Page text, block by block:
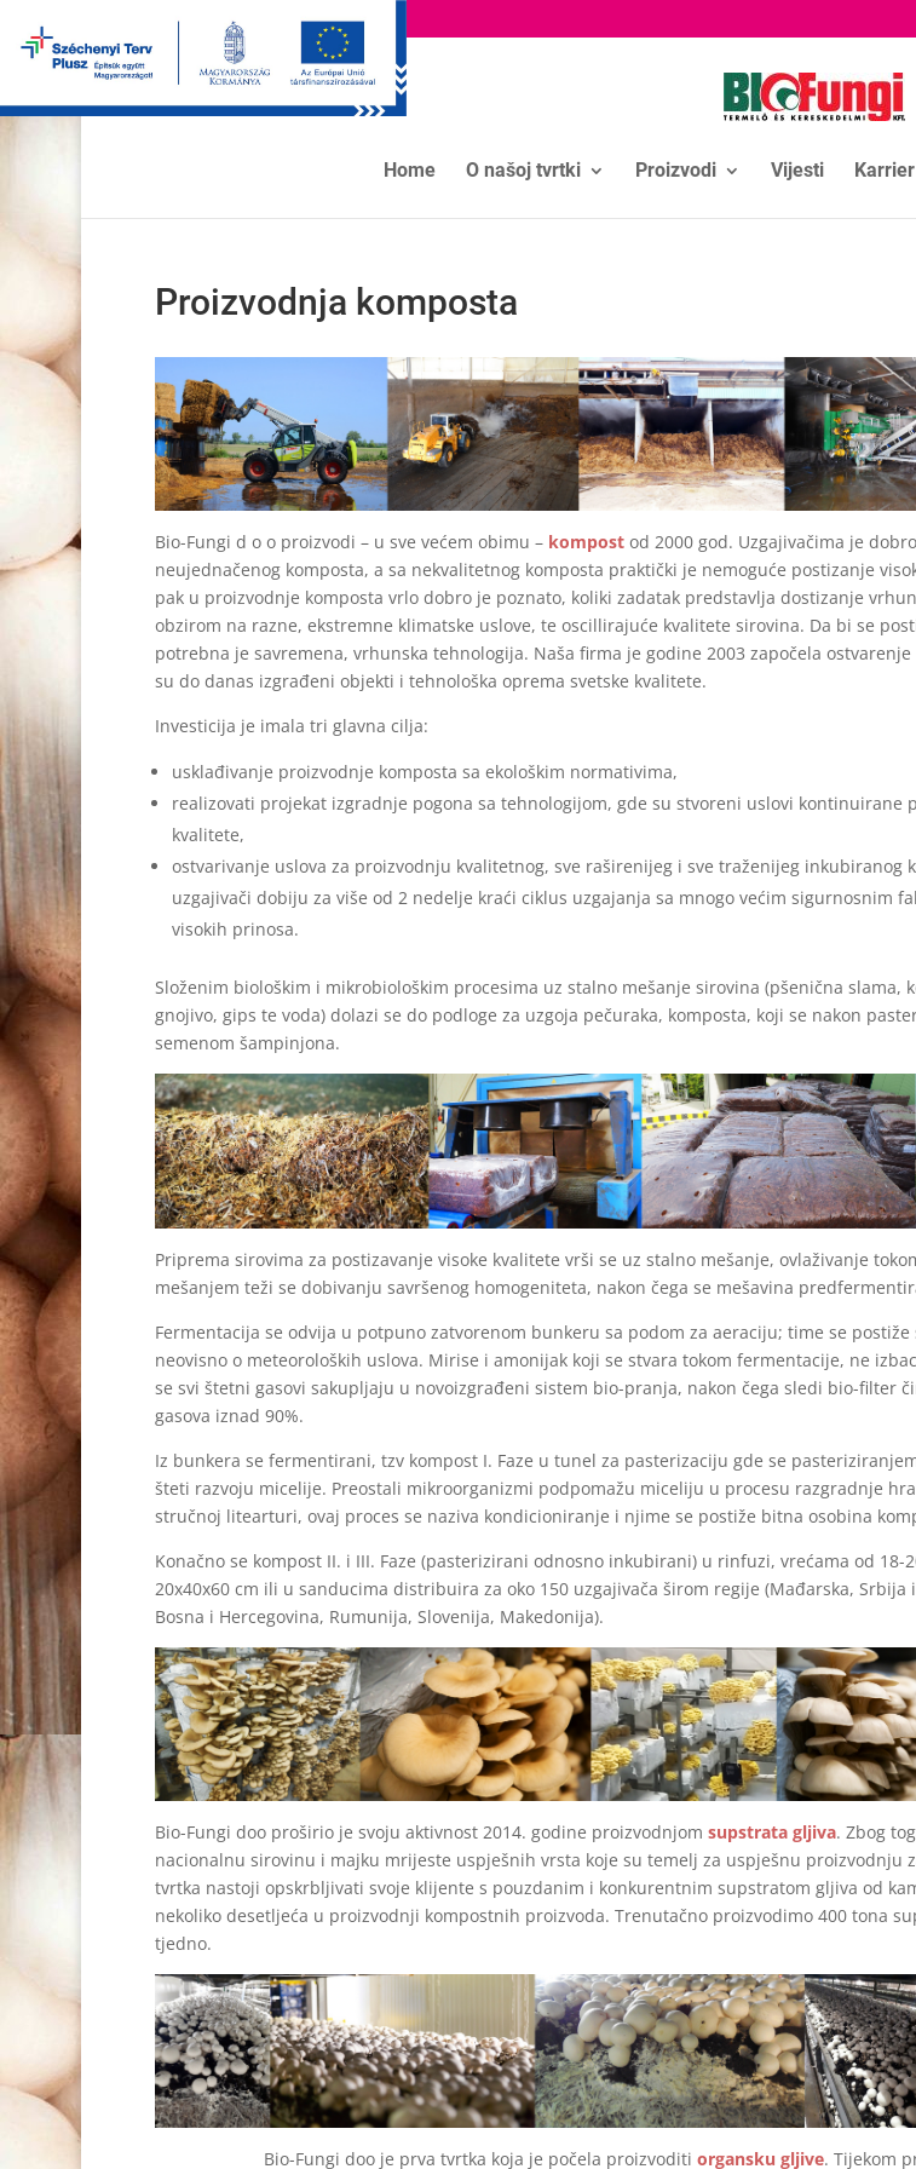
Home O našoj tvrtki Proizvodi Vijesti Karrier
Proizvodnja komposta
Bio-Fungi d o o proizvodi – u sve većem obimu – kompostod 2000 god. Uzgajivačima je
neujednačenog komposta, a sa nekvalitetnog komposta praktički je nemoguće postizanje
pak u proizvodnje komposta vrlo dobro je poznato, koliki zadatak predstavlja dostizanje
obzirom na razne, ekstremne klimatske uslove, te oscillirajuće kvalitete sirovina. Da bi se
potrebna je savremena, vrhunska tehnologija. Naša firma je godine 2003 započela
su do danas izgrađeni objekti i tehnološka oprema svetske kvalitete.
Investicija je imala tri glavna cilja:
usklađivanje proizvodnje komposta sa ekološkim normativima,
realizovati projekat izgradnje pogona sa tehnologijom, gde su stvoreni uslovi kontinuirane
kvalitete,
ostvarivanje uslova za proizvodnju kvalitetnog, sve raširenijeg i sve traženijeg inkubiranog
uzgajivači dobiju za više od 2 nedelje kraći ciklus uzgajanja sa mnogo većim sigurnosnim
visokih prinosa.
Složenim biološkim i mikrobiološkim procesima uz stalno mešanje sirovina (pšenična slama,
gnojivo, gips te voda) dolazi se do podloge za uzgoja pečuraka, komposta, koji se nakon
semenom šampinjona.
Priprema sirovima za postizavanje visoke kvalitete vrši se uz stalno mešanje, ovlaživanje
mešanjem teži se dobivanju savršenog homogeniteta, nakon čega se mešavina
Fermentacija se odvija u potpuno zatvorenom bunkeru sa podom za aeraciju; time se
neovisno o meteoroloških uslova. Mirise i amonijak koji se stvara tokom fermentacije, ne
se svi štetni gasovi sakupljaju u novoizgrađeni sistem bio-pranja, nakon čega sledi bio-filter
gasova iznad 90%.
Iz bunkera se fermentirani, tzv kompost I. Faze u tunel za pasterizaciju gde se
šteti razvoju micelije. Preostali mikroorganizmi podpomažu miceliju u procesu razgradnje
stručnoj litearturi, ovaj proces se naziva kondicioniranje i njime se postiže bitna osobina
Konačno se kompost II. i III. Faze (pasterizirani odnosno inkubirani) u rinfuzi, vrećama od 18-
20x40x60 cm ili u sanducima distribuira za oko 150 uzgajivača širom regije (Mađarska, Srbija
Bosna i Hercegovina, Rumunija, Slovenija, Makedonija).
Bio-Fungi doo proširio je svoju aktivnost 2014. godine proizvodnjom supstrata gljiva. Zbog
nacionalnu sirovinu i majku mrijeste uspješnih vrsta koje su temelj za uspješnu proizvodnju
tvrtka nastoji opskrbljivati svoje klijente s pouzdanim i konkurentnim supstratom gljiva od
nekoliko desetljeća u proizvodnji kompostnih proizvoda. Trenutačno proizvodimo 400 tona
tjedno.
Bio-Fungi doo je prva tvrtka koja je počela proizvoditi organsku gljive. Tijekom